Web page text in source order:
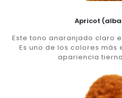
Apricot
Este tono anaranjado claro
Es uno de los colores más
apariencia